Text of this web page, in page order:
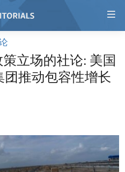
立场的社论: 美国
团推动包容性增长